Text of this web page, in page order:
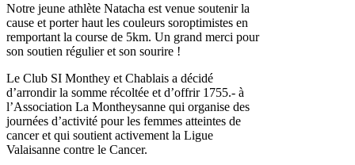
Notre jeune athlète Natacha est venue soutenir la
cause et porter haut les couleurs soroptimistes en
remportant la course de 5km. Un grand merci pour
son soutien régulier et son sourire !
Le Club SI Monthey et Chablais a décidé
d’arrondir la somme récoltée et d’offrir 1755.- à
l’Association La Montheysanne qui organise des
journées d’activité pour les femmes atteintes de
cancer et qui soutient activement la Ligue
Valaisanne contre le Cancer.